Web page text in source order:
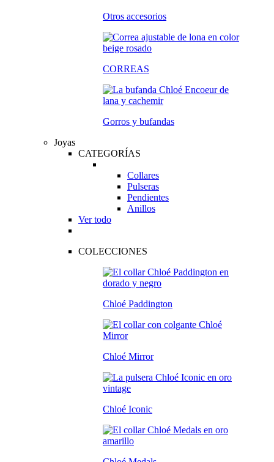
Otros accesorios
CORREAS
Gorros y bufandas
Joyas
CATEGORÍAS
Collares
Pulseras
Pendientes
Anillos
Ver todo
COLECCIONES
Chloé Paddington
Chloé Mirror
Chloé Iconic